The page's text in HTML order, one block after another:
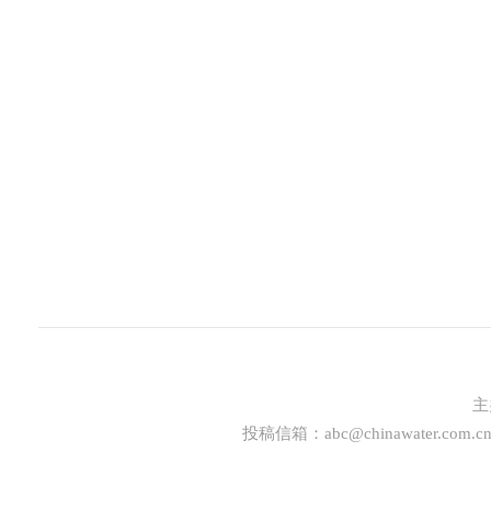
投稿信箱： abc@chinawater.com.cn